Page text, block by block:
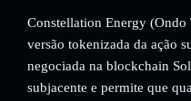
Constellation Energy (Ondo
versão tokenizada da ação
negociada na blockchain
subjacente e permite que